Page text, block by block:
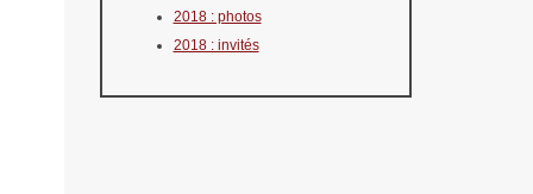
2018 : photos
2018 : invités